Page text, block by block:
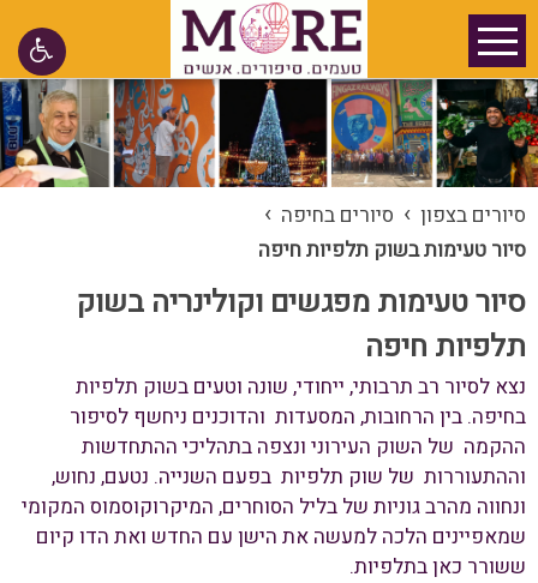
סיורים בצפון › סיורים בחיפה ›
סיור טעימות בשוק תלפיות חיפה
סיור טעימות מפגשים וקולינריה בשוק
תלפיות חיפה
נצא לסיור רב תרבותי, ייחודי, שונה וטעים בשוק תלפיות
בחיפה. בין הרחובות, המסעדות והדוכנים ניחשף לסיפור
ההקמה של השוק העירוני ונצפה בתהליכי ההתחדשות
וההתעוררות של שוק תלפיות בפעם השנייה. נטעם, נחוש,
ונחווה מהרב גוניות של בליל הסוחרים, המיקרוקוסמוס המקומי
שמאפיינים הלכה למעשה את הישן עם החדש ואת הדו קיום
ששורר כאן בתלפיות.